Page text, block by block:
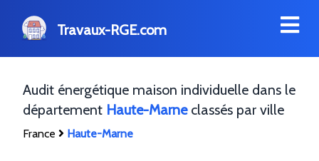
Travaux-RGE.com
Audit énergétique maison individuelle dans le
département Haute-Marneclassés par ville
France Haute-Marne